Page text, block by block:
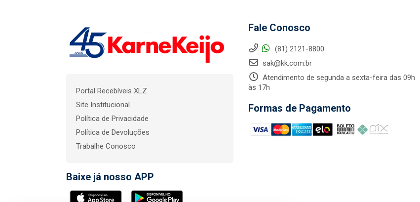
Portal Recebíveis XLZ
Site Institucional
Política de Privacidade
Política de Devoluções
Trabalhe Conosco
Baixe já nosso APP
Fale Conosco
(81) 2121-8800
sak@kk.com.br
Atendimento de segunda a sexta-feira das 09h
às 17h
Formas de Pagamento